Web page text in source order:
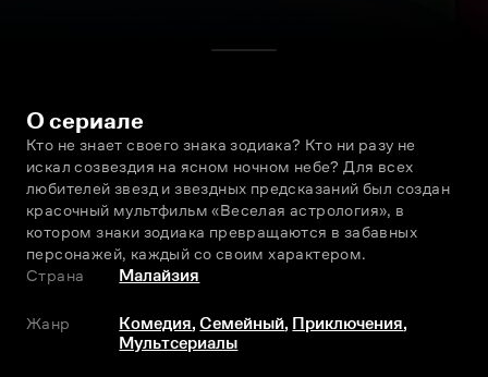
О сериале
Кто не знает своего знака зодиака? Кто ни разу не
искал созвездия на ясном ночном небе? Для всех
любителей звезд и звездных предсказаний был создан
красочный мультфильм «Весeлая астрология», в
котором знаки зодиака превращаются в забавных
персонажей, каждый со своим характером.
Страна
Малайзия
Жанр Комедия,Семейный, Приключения,
Мультсериалы